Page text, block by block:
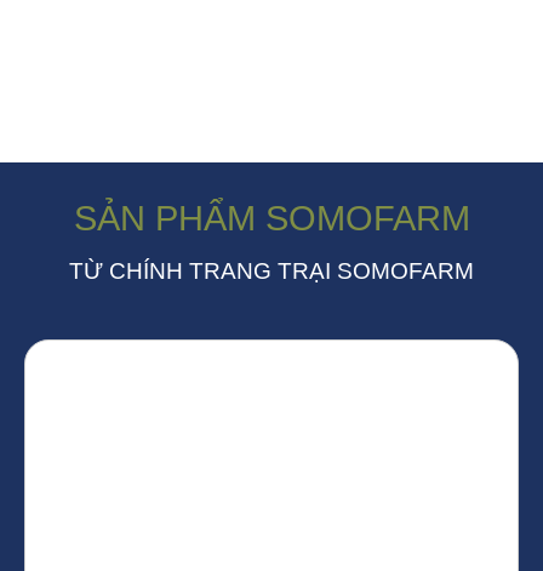
SẢN PHẨM SOMOFARM
TỪ CHÍNH TRANG TRẠI SOMOFARM